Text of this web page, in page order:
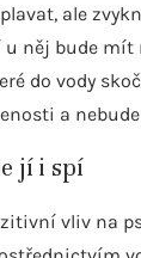
ale
u něj bude mít
do vody
a
jí i spí
vliv na